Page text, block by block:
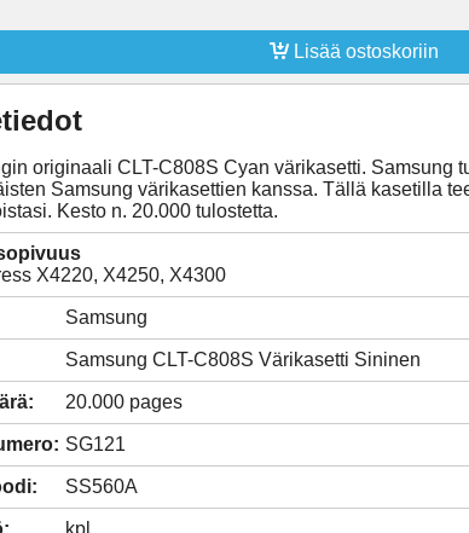
 Lisää ostoskoriin
originaali CLT-C808S Cyan värikasetti. Samsung
Samsung värikasettien kanssa. Tällä kasetilla
Kesto n. 20.000 tulostetta.
X4220, X4250, X4300
Samsung
Samsung CLT-C808S Värikasetti Sininen
20.000 pages
SG121
SS560A
kpl